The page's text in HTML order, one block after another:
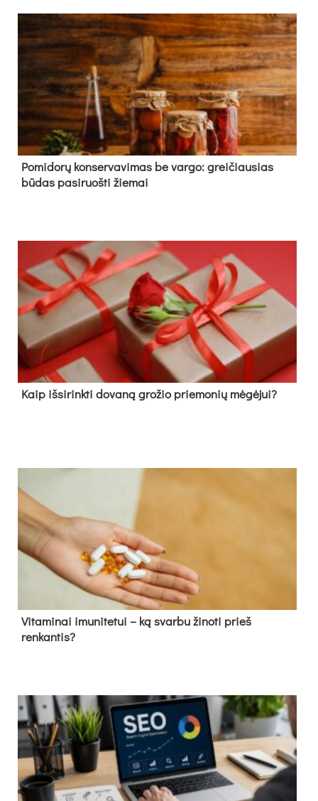
Pomidorų konservavimas be vargo: greičiausias
būdas pasiruošti žiemai
Kaip išsirinkti dovaną grožio priemonių mėgėjui?
Vitaminai imunitetui – ką svarbu žinoti prieš
renkantis?